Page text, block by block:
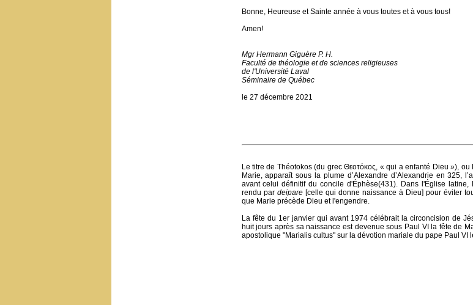
Bonne, Heureuse et Sainte année à vous toutes et à vous tous!
Amen!
Mgr Hermann Giguère P. H.
Faculté de théologie et de sciences religieuses
de l'Université Laval
Séminaire de Québec
le 27 décembre 2021
Le titre de Théotokos (du grec Θεοτόκος, « qui a enfanté Dieu »),
Marie, apparaît sous la plume d’Alexandre d’Alexandrie en 325,
avant celui définitif du concile d'Éphèse(431). Dans l'Église
rendu par deipare[celle qui donne naissance à Dieu] pour éviter
que Marie précède Dieu et l'engendre.
La fête du 1er janvier qui avant 1974 célébrait la circoncision de
huit jours après sa naissance est devenue sous Paul VI la fête de
apostolique "Marialis cultus" sur la dévotion mariale du pape Paul VI